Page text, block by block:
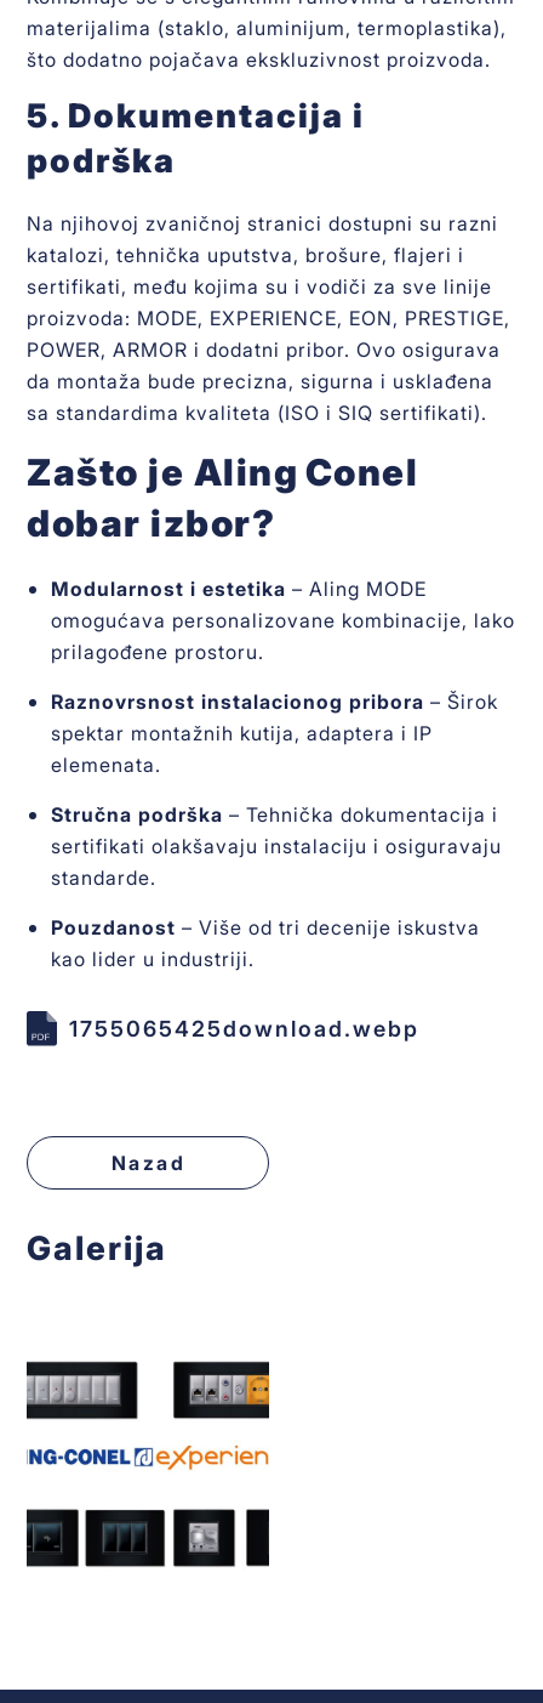
materijalima (staklo, aluminijum, termoplastika),
što dodatno pojačava ekskluzivnost proizvoda.
5. Dokumentacija i
podrška
Na njihovoj zvaničnoj stranici dostupni su razni
katalozi, tehnička uputstva, brošure, flajeri i
sertifikati, među kojima su i vodiči za sve linije
proizvoda: MODE, EXPERIENCE, EON, PRESTIGE,
POWER, ARMOR i dodatni pribor. Ovo osigurava
da montaža bude precizna, sigurna i usklađena
sa standardima kvaliteta (ISO i SIQ sertifikati).
Zašto je Aling Conel
dobar izbor?
Modularnost i estetika – Aling MODE
omogućava personalizovane kombinacije, lako
prilagođene prostoru.
Raznovrsnost instalacionog pribora – Širok
spektar montažnih kutija, adaptera i IP
elemenata.
Stručna podrška – Tehnička dokumentacija i
sertifikati olakšavaju instalaciju i osiguravaju
standarde.
Pouzdanost – Više od tri decenije iskustva
kao lider u industriji.
1755065425download.webp
Nazad
Galerija